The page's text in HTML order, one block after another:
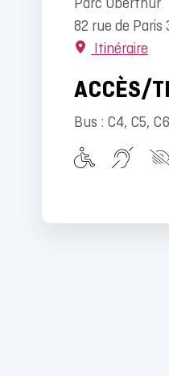
Parc Oberthür
82 rue de Paris
Itinéraire
ACCÈS/
Bus : C4, C5,